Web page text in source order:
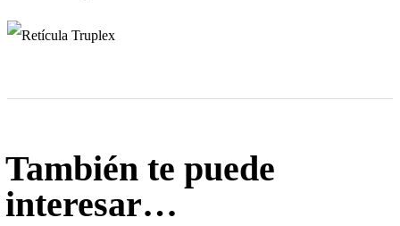
También te puede
interesar…